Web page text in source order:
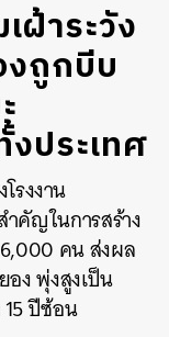
ฝ้าระวัง
งถูกบีบ
ประเทศ
รงงาน
คัญในการสร้าง
คน ส่งผล
อง พุ่งสูงเป็น
ปีซ้อน